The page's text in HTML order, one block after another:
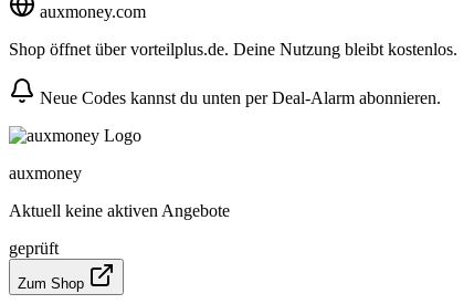
auxmoney.com
Shop öffnet über vorteilplus.de. Deine Nutzung bleibt kostenlos.
Neue Codes kannst du unten per Deal-Alarm abonnieren.
auxmoney
Aktuell keine aktiven Angebote
geprüft
Zum Shop